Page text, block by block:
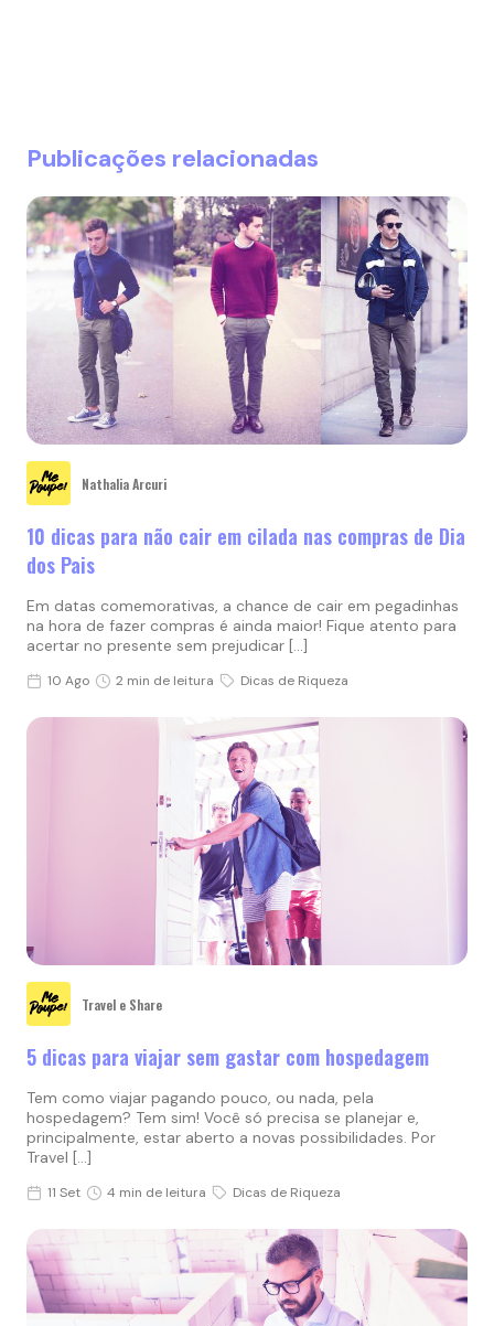
Publicações relacionadas
Nathalia Arcuri
10 dicas para não cair em cilada nas compras de Dia
dos Pais
Em datas comemorativas, a chance de cair em pegadinhas
na hora de fazer compras é ainda maior! Fique atento para
acertar no presente sem prejudicar […]
10 Ago 2 min de leitura Dicas de Riqueza
Travel e Share
5 dicas para viajar sem gastar com hospedagem
Tem como viajar pagando pouco, ou nada, pela
hospedagem? Tem sim! Você só precisa se planejar e,
principalmente, estar aberto a novas possibilidades. Por
Travel […]
11 Set 4 min de leitura Dicas de Riqueza